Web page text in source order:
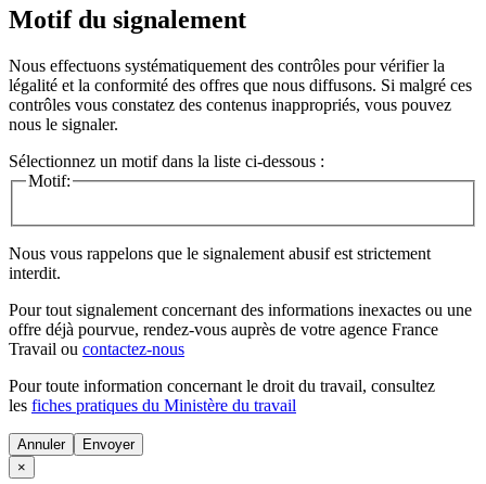
Motif du signalement
Nous effectuons systématiquement des contrôles pour vérifier la
légalité et la conformité des offres que nous diffusons. Si malgré ces
contrôles vous constatez des contenus inappropriés, vous pouvez
nous le signaler.
Sélectionnez un motif dans la liste ci-dessous :
Motif:
Nous vous rappelons que le signalement abusif est strictement
interdit.
Pour tout signalement concernant des informations inexactes ou une
offre déjà pourvue, rendez-vous auprès de votre agence France
Travail ou contactez-nous
Pour toute information concernant le droit du travail, consultez
les fiches pratiques du Ministère du travail
Annuler
×